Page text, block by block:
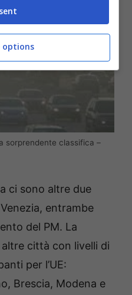
sorprendente classifica –
ci sono altre due
entrambe
del PM. La
città con livelli di
per l’UE:
Brescia, Modena e
options